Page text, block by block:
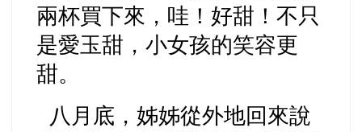
兩杯買下來，哇！好甜！不只
是愛玉甜，小女孩的笑容更
甜。
八月底，姊姊從外地回來說